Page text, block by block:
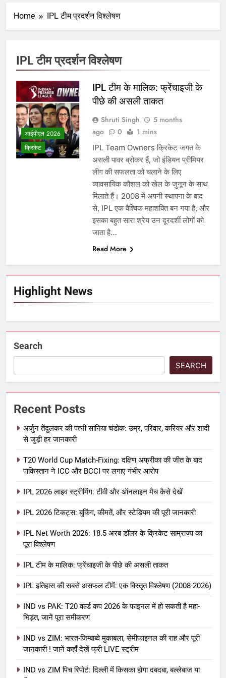
Home IPL टीम प्रदर्शन विश्लेषण
Highlight News
IPL टीम प्रदर्शन विश्लेषण
आईपीएल 2026
क्रिकेट
IPL टीम के मालिक: फ्रेंचाइजी के
पीछे की असली ताकत
Shruti Singh
5 months
ago
0 1 mins
IPL Team Owners क्रिकेट जगत के
असली पावर ब्रोकर हैं, जो इंडियन प्रीमियर
लीग की सफलता को चलाने के लिए
व्यावसायिक कौशल को खेल के जुनून के साथ
मिलाते हैं। 2008 में अपनी स्थापना के बाद
से, IPL एक वैश्विक महाशक्ति बन गया है, और
इसका बहुत सारा श्रेय उन दूरदर्शी लोगों को
जाता है…
Read More
Search
SEARCH
Recent Posts
अर्जुन तेंदुलकर की पत्नी सानिया चंडोक: उम्र, परिवार, करियर और शादी
से जुड़ी हर जानकारी
T20 World Cup Match-Fixing: दक्षिण अफ्रीका की जीत के बाद
पाकिस्तान ने ICC और BCCI पर लगाए गंभीर आरोप
IPL 2026 लाइव स्ट्रीमिंग: टीवी और ऑनलाइन मैच कैसे देखें
IPL 2026 टिकट्स: बुकिंग, कीमतें, और स्टेडियम की पूरी जानकारी
IPL Net Worth 2026: 18.5 अरब डॉलर के क्रिकेट साम्राज्य का
पूरा विश्लेषण
IPL टीम के मालिक: फ्रेंचाइजी के पीछे की असली ताकत
IPL इतिहास की सबसे असफल टीमें: एक विस्तृत विश्लेषण (2008-2026)
IND vs PAK: T20 वर्ल्ड कप 2026 के फाइनल में हो सकती है महा-
भिड़ंत, जानें पूरा समीकरण
IND vs ZIM: भारत-जिम्बाब्वे मुकाबला, सेमीफाइनल की राह और पूरी
जानकारी ! जानें कहाँ देखें फ्री LIVE स्ट्रीम
IND vs ZIM पिच रिपोर्ट: दिल्ली में किसका होगा दबदबा, बल्लेबाज या
IPL Net Worth 2026: 18.5 अरब डॉलर
आईपीएल 2026 क्रिकेट
IPL टीम के मालिक: फ्रेंचाइजी के पीछे की
असली ताकत
आईपीएल 2026 क्रिकेट
IPL इतिहास की सबसे असफल टीमें: एक